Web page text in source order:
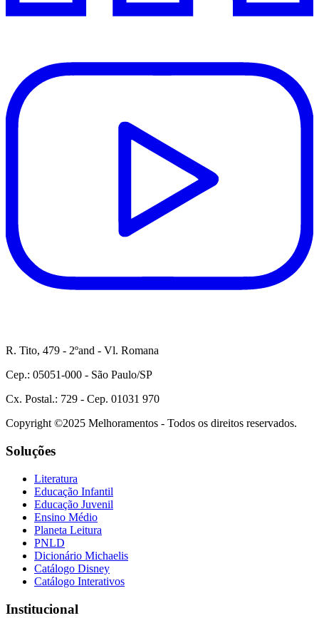
R. Tito, 479 - 2ºand - Vl. Romana
Cep.: 05051-000 - São Paulo/SP
Cx. Postal.: 729 - Cep. 01031 970
Copyright ©2025 Melhoramentos - Todos os direitos reservados.
Soluções
Literatura
Educação Infantil
Educação Juvenil
Ensino Médio
Planeta Leitura
PNLD
Dicionário Michaelis
Catálogo Disney
Catálogo Interativos
Institucional